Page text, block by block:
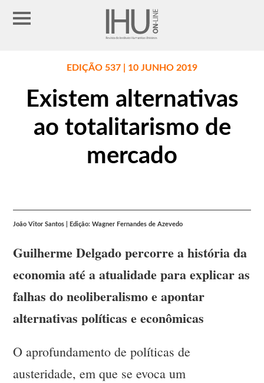
EDIÇÃO 537 | 10 JUNHO 2019
Existem alternativas
ao totalitarismo de
mercado
João Vitor Santos | Edição: Wagner Fernandes de Azevedo
Guilherme Delgado percorre a história da
economia até a atualidade para explicar as
falhas do neoliberalismo e apontar
alternativas políticas e econômicas
O aprofundamento de políticas de
austeridade, em que se evoca um